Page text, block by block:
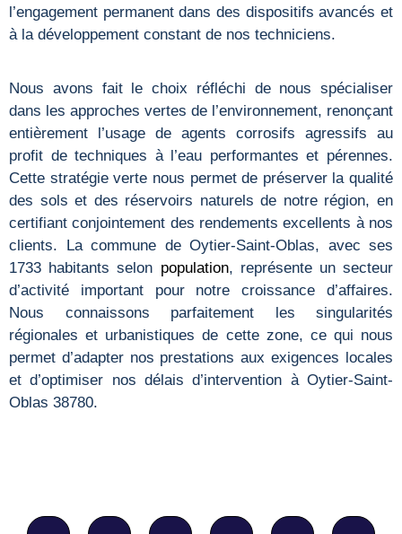
l’engagement permanent dans des dispositifs avancés et
à la développement constant de nos techniciens.
Nous avons fait le choix réfléchi de nous spécialiser
dans les approches vertes de l’environnement, renonçant
entièrement l’usage de agents corrosifs agressifs au
profit de techniques à l’eau performantes et pérennes.
Cette stratégie verte nous permet de préserver la qualité
des sols et des réservoirs naturels de notre région, en
certifiant conjointement des rendements excellents à nos
clients. La commune de Oytier-Saint-Oblas, avec ses
1733 habitants selon population, représente un secteur
d’activité important pour notre croissance d’affaires.
Nous connaissons parfaitement les singularités
régionales et urbanistiques de cette zone, ce qui nous
permet d’adapter nos prestations aux exigences locales
et d’optimiser nos délais d’intervention à Oytier-Saint-
Oblas 38780.